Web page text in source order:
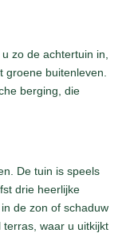
zo de achtertuin in,
buitenleven.
berging, die
De tuin is speels
drie heerlijke
de zon of schaduw
waar u uitkijkt